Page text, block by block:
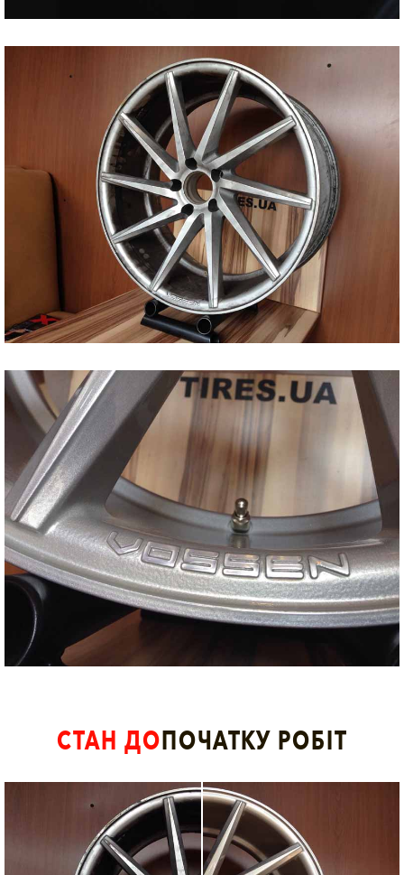
СТАН ДОПОЧАТКУ РОБІТ